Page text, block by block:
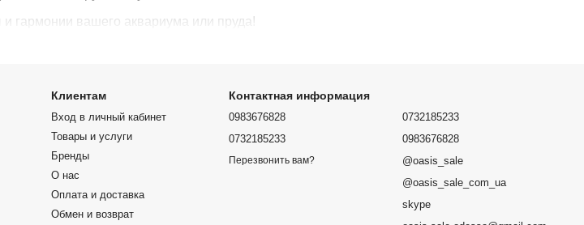
и гармонии вашего аквариума или пруда!
Клиентам
Вход в личный кабинет
Товары и услуги
Бренды
О нас
Оплата и доставка
Обмен и возврат
Контактная информация
0983676828
0732185233
Перезвонить вам?
0732185233
0983676828
@oasis_sale
@oasis_sale_com_ua
skype